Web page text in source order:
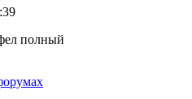
полный